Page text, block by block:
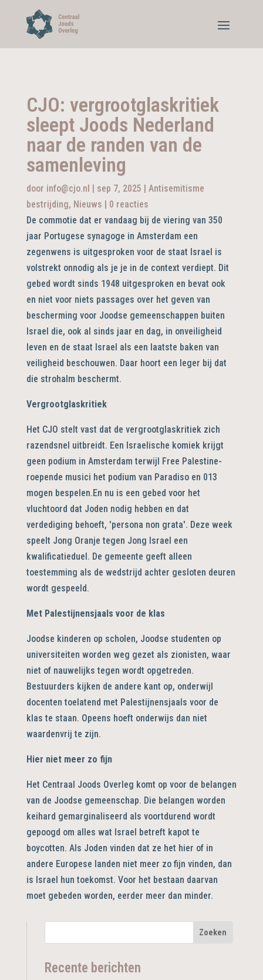
CJO: vergrootglaskritiek
sleept Joods Nederland
naar de randen van de
samenleving
door info@cjo.nl | sep 7, 2025 | Antisemitisme
bestrijding, Nieuws | 0 reacties
De commotie dat er vandaag bij de viering van 350
jaar Portugese synagoge in Amsterdam een
zegenwens is uitgesproken voor de staat Israel is
volstrekt onnodig als je je in de context verdiept. Dit
gebed wordt sinds 1948 uitgesproken en bevat ook
en niet voor niets passages over het geven van
bescherming voor Joodse gemeenschappen buiten
Israel die, ook al sinds jaar en dag, in onveiligheid
leven en de staat Israel als een laatste baken van
veiligheid beschouwen. Daar hoort een leger bij dat
die strohalm beschermt.
Vergrootglaskritiek
Het CJO stelt vast dat de vergrootglaskritiek zich
razendsnel uitbreidt. Een Israelische komiek krijgt
geen podium in Amsterdam terwijl Free Palestine-
roepende musici het podium van Paradiso en 013
mogen bespelen.En nu is een gebed voor het
vluchtoord dat Joden nodig hebben en dat
verdediging behoeft, 'persona non grata'. Deze week
speelt Jong Oranje tegen Jong Israel een
kwalificatieduel. De gemeente geeft alleen
toestemming als de wedstrijd achter gesloten deuren
wordt gespeeld.
Met Palestijnensjaals voor de klas
Joodse kinderen op scholen, Joodse studenten op
universiteiten worden weg gezet als zionisten, waar
niet of nauwelijks tegen wordt opgetreden.
Bestuurders kijken de andere kant op, onderwijl
docenten toelatend met Palestijnensjaals voor de
klas te staan. Opeens hoeft onderwijs dan niet
waardenvrij te zijn.
Hier niet meer zo fijn
Het Centraal Joods Overleg komt op voor de belangen
van de Joodse gemeenschap. Die belangen worden
keihard gemarginaliseerd als voortdurend wordt
gepoogd om alles wat Israel betreft kapot te
boycotten. Als Joden vinden dat ze het hier of in
andere Europese landen niet meer zo fijn vinden, dan
is Israel hun toekomst. Voor het bestaan daarvan
moet gebeden worden, eerder meer dan minder.
Recente berichten